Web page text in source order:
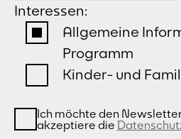
Interessen:
Allgemeine
Programm
Kinder- und
Ich möchte den Newsletter erhalten
akzeptiere die